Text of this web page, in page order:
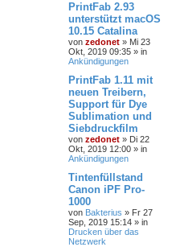
PrintFab 2.93
unterstützt macOS
10.15 Catalina
von zedonet » Mi 23
Okt, 2019 09:35 » in
Ankündigungen
PrintFab 1.11 mit
neuen Treibern,
Support für Dye
Sublimation und
Siebdruckfilm
von zedonet » Di 22
Okt, 2019 12:00 » in
Ankündigungen
Tintenfüllstand
Canon iPF Pro-
1000
von Bakterius » Fr 27
Sep, 2019 15:14 » in
Drucken über das
Netzwerk